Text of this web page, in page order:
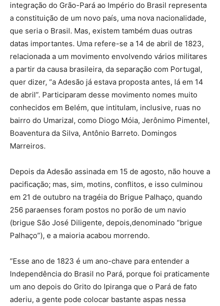
integração do Grão-Pará ao Império do Brasil representa
a constituição de um novo país, uma nova nacionalidade,
que seria o Brasil. Mas, existem também duas outras
datas importantes. Uma refere-se a 14 de abril de 1823,
relacionada a um movimento envolvendo vários militares
a partir da causa brasileira, da separação com Portugal,
quer dizer, “a Adesão já estava proposta antes, lá em 14
de abril”. Participaram desse movimento nomes muito
conhecidos em Belém, que intitulam, inclusive, ruas no
bairro do Umarizal, como Diogo Móia, Jerônimo Pimentel,
Boaventura da Silva, Antônio Barreto. Domingos
Marreiros.
Depois da Adesão assinada em 15 de agosto, não houve a
pacificação; mas, sim, motins, conflitos, e isso culminou
em 21 de outubro na tragéia do Brigue Palhaço, quando
256 paraenses foram postos no porão de um navio
(brigue São José Diligente, depois,denominado “brigue
Palhaço”), e a maioria acabou morrendo.
“Esse ano de 1823 é um ano-chave para entender a
Independência do Brasil no Pará, porque foi praticamente
um ano depois do Grito do Ipiranga que o Pará de fato
aderiu, a gente pode colocar bastante aspas nessa